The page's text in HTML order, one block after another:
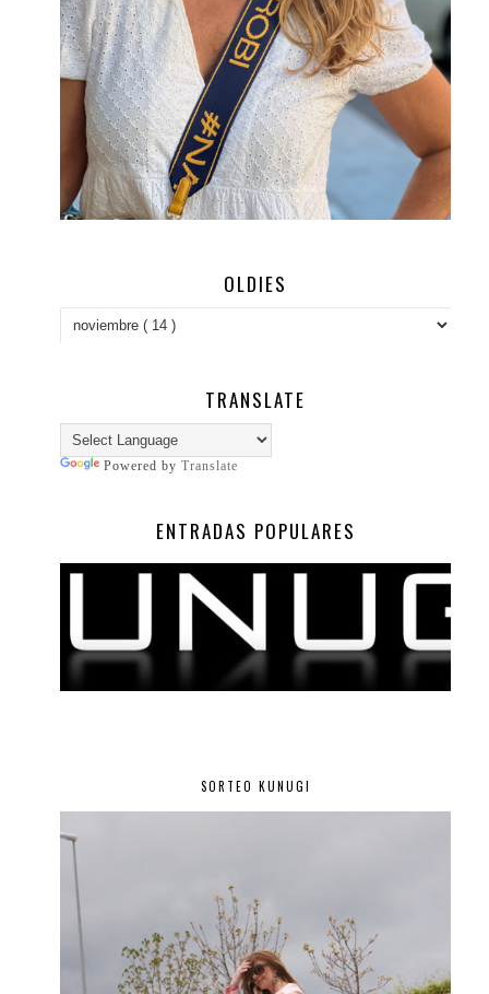
OLDIES
TRANSLATE
Powered by Translate
ENTRADAS POPULARES
SORTEO KUNUGI